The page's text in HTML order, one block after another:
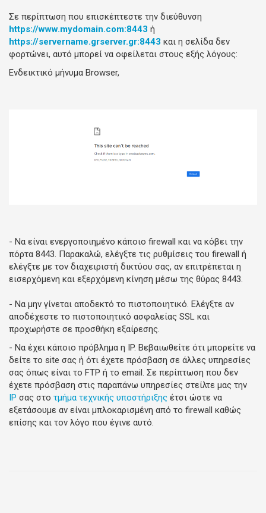
Σε περίπτωση που επισκέπτεστε την διεύθυνση
https://www.mydomain.com:8443 ή
https://servername.grserver.gr:8443 και η σελίδα δεν
φορτώνει, αυτό μπορεί να οφείλεται στους εξής λόγους:
Ενδεικτικό μήνυμα Browser,
- Να είναι ενεργοποιημένο κάποιο firewall και να κόβει την
πόρτα 8443. Παρακαλώ, ελέγξτε τις ρυθμίσεις του firewall ή
ελέγξτε με τον διαχειριστή δικτύου σας, αν επιτρέπεται η
εισερχόμενη και εξερχόμενη κίνηση μέσω της θύρας 8443.
- Να μην γίνεται αποδεκτό το πιστοποιητικό. Ελέγξτε αν
αποδέχεστε το πιστοποιητικό ασφαλείας SSL και
προχωρήστε σε προσθήκη εξαίρεσης.
- Να έχει κάποιο πρόβλημα η IP. Βεβαιωθείτε ότι μπορείτε να
δείτε το site σας ή ότι έχετε πρόσβαση σε άλλες υπηρεσίες
σας όπως είναι το FTP ή το email. Σε περίπτωση που δεν
έχετε πρόσβαση στις παραπάνω υπηρεσίες στείλτε μας την
IP σας στο τμήμα τεχνικής υποστήριξης έτσι ώστε να
εξετάσουμε αν είναι μπλοκαρισμένη από το firewall καθώς
επίσης και τον λόγο που έγινε αυτό.